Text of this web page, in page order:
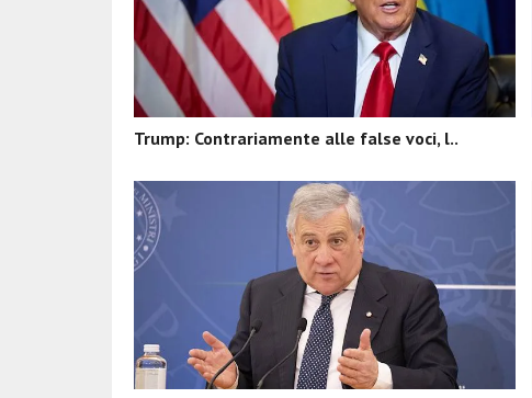
Trump: Contrariamente alle false voci, l..